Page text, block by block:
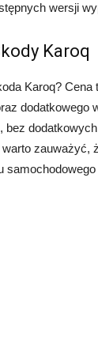
wersji
Karoq
Karoq?
dodatkowego
bez
warto zauważyć,